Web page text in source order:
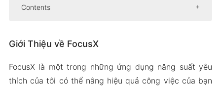
Contents
Ẩn thông báo liên tục
Khả năng tùy biến và kiểm soát mạnh mẽ
Giới Thiệu về FocusX
FocusX là một trong những ứng dụng năng suất yêu
thích của tôi có thể nâng hiệu quả công việc của bạn